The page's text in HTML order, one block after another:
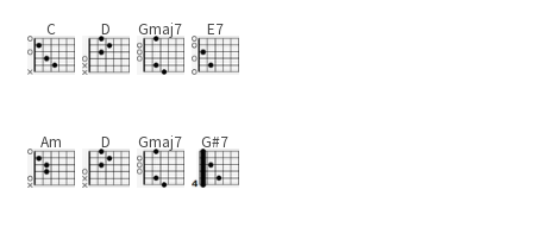
C D Gmaj7 E7
Am D Gmaj7 G#7